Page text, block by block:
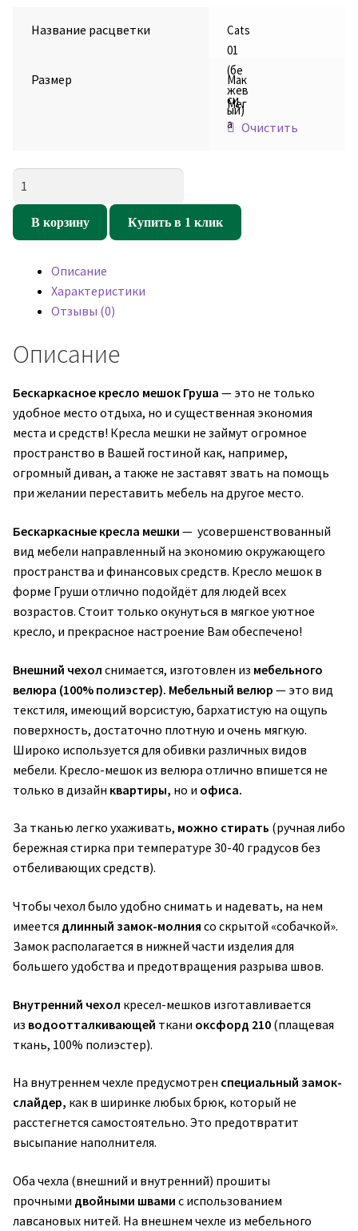
Название расцветки
Cats
01
(бе
жев
ый)
Размер
Мак
си
Мег
а
Очистить
Кресло
мешок
Бежевый
В корзину Купить в 1 клик
Описание
Характеристики
Отзывы (0)
Описание
Бескаркасное кресло мешок Груша — это не только
удобное место отдыха, но и существенная экономия
места и средств! Кресла мешки не займут огромное
пространство в Вашей гостиной как, например,
огромный диван, а также не заставят звать на помощь
при желании переставить мебель на другое место.
Бескаркасные кресла мешки — усовершенствованный
вид мебели направленный на экономию окружающего
пространства и финансовых средств. Кресло мешок в
форме Груши отлично подойдёт для людей всех
возрастов. Стоит только окунуться в мягкое уютное
кресло, и прекрасное настроение Вам обеспечено!
Внешний чехол снимается, изготовлен из мебельного
велюра (100% полиэстер). Мебельный велюр — это вид
текстиля, имеющий ворсистую, бархатистую на ощупь
поверхность, достаточно плотную и очень мягкую.
Широко используется для обивки различных видов
мебели. Кресло-мешок из велюра отлично впишется не
только в дизайн квартиры, но и офиса.
За тканью легко ухаживать, можно стирать (ручная либо
бережная стирка при температуре 30-40 градусов без
отбеливающих средств).
Чтобы чехол было удобно снимать и надевать, на нем
имеется длинный замок-молния со скрытой «собачкой».
Замок располагается в нижней части изделия для
большего удобства и предотвращения разрыва швов.
Внутренний чехол кресел-мешков изготавливается
из водоотталкивающей ткани оксфорд 210 (плащевая
ткань, 100% полиэстер).
На внутреннем чехле предусмотрен специальный замок-
слайдер, как в ширинке любых брюк, который не
расстегнется самостоятельно. Это предотвратит
высыпание наполнителя.
Оба чехла (внешний и внутренний) прошиты
прочными двойными швами с использованием
лавсановых нитей. На внешнем чехле из мебельного